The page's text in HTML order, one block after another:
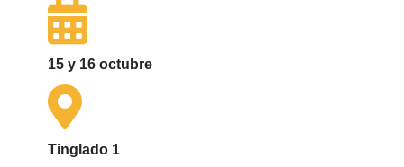
15 y 16 octubre
Tinglado 1